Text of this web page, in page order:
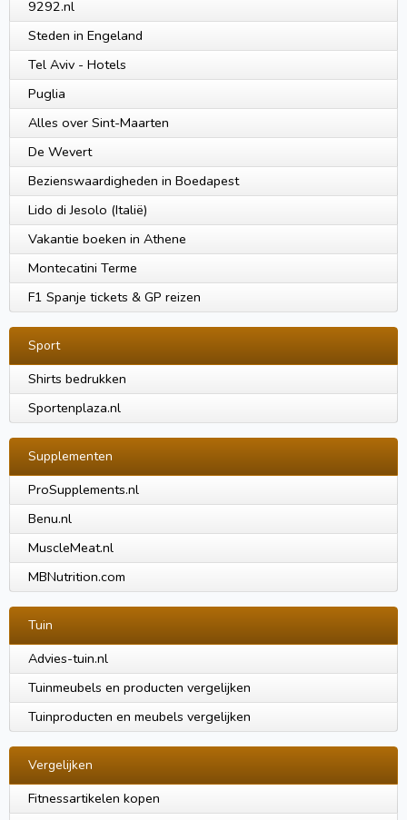
9292.nl
Steden in Engeland
Tel Aviv - Hotels
Puglia
Alles over Sint-Maarten
De Wevert
Bezienswaardigheden in Boedapest
Lido di Jesolo (Italië)
Vakantie boeken in Athene
Montecatini Terme
F1 Spanje tickets & GP reizen
Sport
Shirts bedrukken
Sportenplaza.nl
Supplementen
ProSupplements.nl
Benu.nl
MuscleMeat.nl
MBNutrition.com
Tuin
Advies-tuin.nl
Tuinmeubels en producten vergelijken
Tuinproducten en meubels vergelijken
Vergelijken
Fitnessartikelen kopen